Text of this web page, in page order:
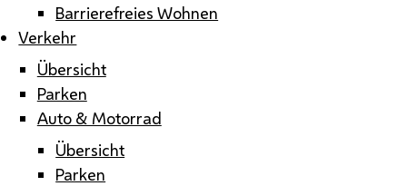
Barrierefreies Wohnen
Verkehr
Übersicht
Parken
Auto & Motorrad
Übersicht
Parken